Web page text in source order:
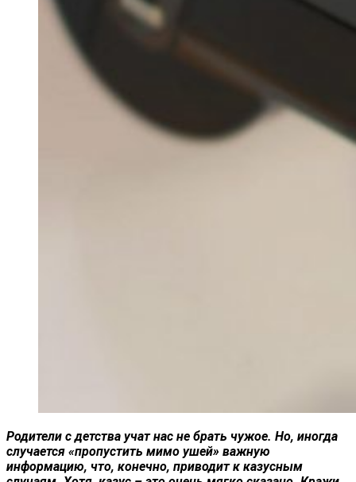
Родители с детства учат нас не брать чужое. Но, иногда
случается «пропустить мимо ушей» важную
информацию, что, конечно, приводит к казусным